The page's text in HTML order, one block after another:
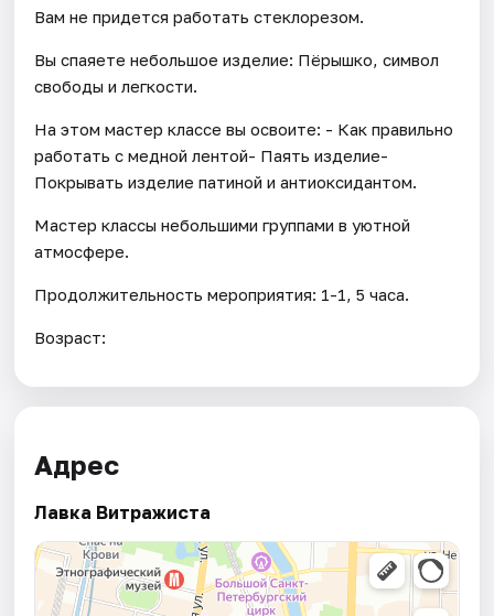
Вам не придется работать стеклорезом.
Вы спаяете небольшое изделие: Пёрышко, символ
свободы и легкости.
На этом мастер классе вы освоите: - Как правильно
работать с медной лентой- Паять изделие-
Покрывать изделие патиной и антиоксидантом.
Мастер классы небольшими группами в уютной
атмосфере.
Продолжительность мероприятия: 1-1, 5 часа.
Возраст:
Адрес
Лавка Витражиста